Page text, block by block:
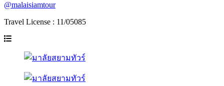
@malaisiamtour
Travel License : 11/05085